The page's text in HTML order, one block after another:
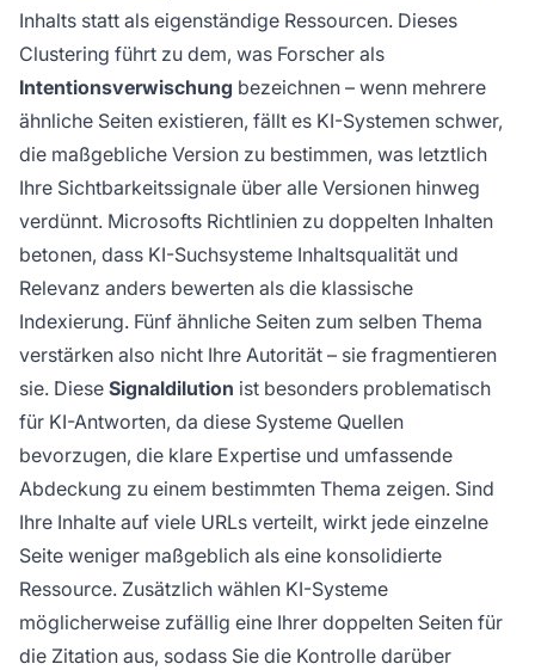
Inhalts statt als eigenständige Ressourcen. Dieses
Clustering führt zu dem, was Forscher als
Intentionsverwischung bezeichnen – wenn mehrere
ähnliche Seiten existieren, fällt es KI-Systemen schwer,
die maßgebliche Version zu bestimmen, was letztlich
Ihre Sichtbarkeitssignale über alle Versionen hinweg
verdünnt. Microsofts Richtlinien zu doppelten Inhalten
betonen, dass KI-Suchsysteme Inhaltsqualität und
Relevanz anders bewerten als die klassische
Indexierung. Fünf ähnliche Seiten zum selben Thema
verstärken also nicht Ihre Autorität – sie fragmentieren
sie. Diese Signaldilution ist besonders problematisch
für KI-Antworten, da diese Systeme Quellen
bevorzugen, die klare Expertise und umfassende
Abdeckung zu einem bestimmten Thema zeigen. Sind
Ihre Inhalte auf viele URLs verteilt, wirkt jede einzelne
Seite weniger maßgeblich als eine konsolidierte
Ressource. Zusätzlich wählen KI-Systeme
möglicherweise zufällig eine Ihrer doppelten Seiten für
die Zitation aus, sodass Sie die Kontrolle darüber